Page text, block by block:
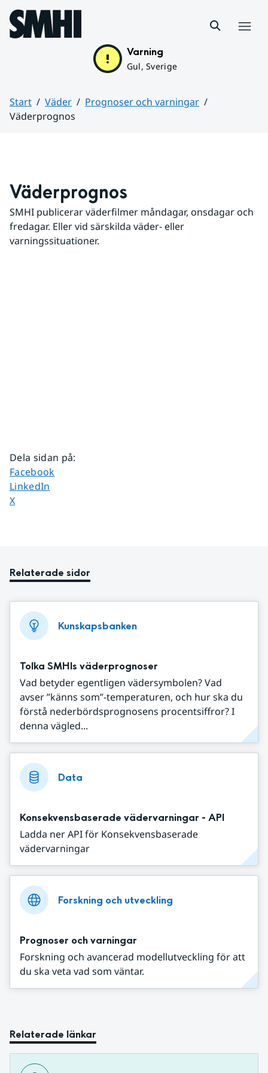
Hoppa till sidans innehåll
Varning
Gul, Sverige
Start Väder
Prognoser och varningar
Väderprognos
Väderprognos
SMHI publicerar väderfilmer måndagar, onsdagar och
fredagar. Eller vid särskilda väder- eller
varningssituationer.
Dela sidan på:
Dela sidan på
Facebook
Dela sidan på
LinkedIn
Dela sidan på
X
Relaterade sidor
Kunskapsbanken
Tolka SMHIs väderprognoser
Vad betyder egentligen vädersymbolen? Vad
avser ”känns som”-temperaturen, och hur ska du
förstå nederbördsprognosens procentsiffror? I
denna vägled...
Data
Konsekvensbaserade vädervarningar - API
Ladda ner API för Konsekvensbaserade
vädervarningar
Forskning och utveckling
Prognoser och varningar
Forskning och avancerad modellutveckling för att
du ska veta vad som väntar.
Relaterade länkar